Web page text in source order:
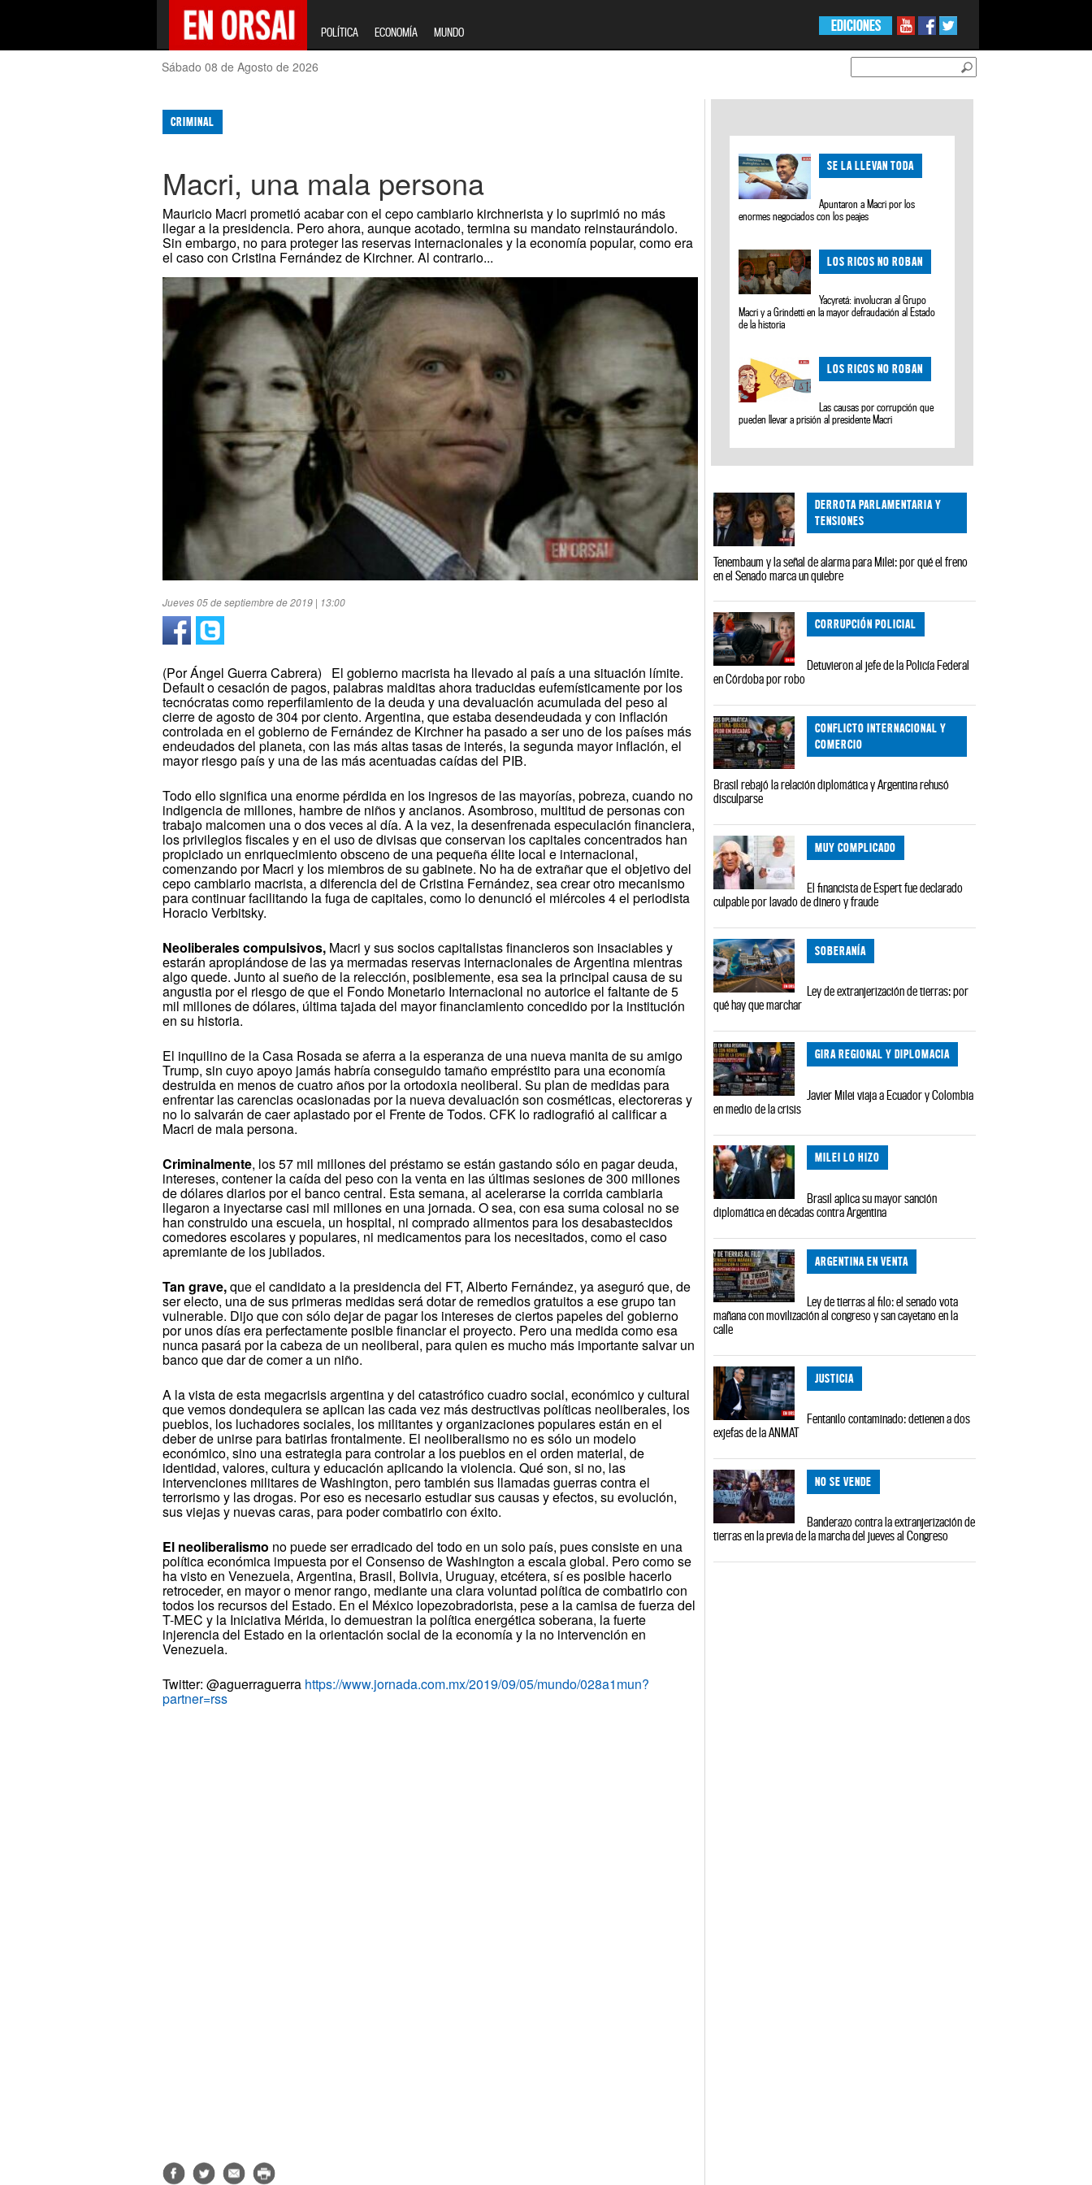
POLÍTICA ECONOMÍA MUNDO EDICIONES
Sábado 08 de Agosto de 2026
CRIMINAL
Macri, una mala persona
Mauricio Macri prometió acabar con el cepo cambiario kirchnerista y lo suprimió no más
llegar a la presidencia. Pero ahora, aunque acotado, termina su mandato reinstaurándolo.
Sin embargo, no para proteger las reservas internacionales y la economía popular, como era
el caso con Cristina Fernández de Kirchner. Al contrario...
Jueves 05 de septiembre de 2019 | 13:00
(Por Ángel Guerra Cabrera) El gobierno macrista ha llevado al país a una situación límite.
Default o cesación de pagos, palabras malditas ahora traducidas eufemísticamente por los
tecnócratas como reperfilamiento de la deuda y una devaluación acumulada del peso al
cierre de agosto de 304 por ciento. Argentina, que estaba desendeudada y con inflación
controlada en el gobierno de Fernández de Kirchner ha pasado a ser uno de los países más
endeudados del planeta, con las más altas tasas de interés, la segunda mayor inflación, el
mayor riesgo país y una de las más acentuadas caídas del PIB.
Todo ello significa una enorme pérdida en los ingresos de las mayorías, pobreza, cuando no
indigencia de millones, hambre de niños y ancianos. Asombroso, multitud de personas con
trabajo malcomen una o dos veces al día. A la vez, la desenfrenada especulación financiera,
los privilegios fiscales y en el uso de divisas que conservan los capitales concentrados han
propiciado un enriquecimiento obsceno de una pequeña élite local e internacional,
comenzando por Macri y los miembros de su gabinete. No ha de extrañar que el objetivo del
cepo cambiario macrista, a diferencia del de Cristina Fernández, sea crear otro mecanismo
para continuar facilitando la fuga de capitales, como lo denunció el miércoles 4 el periodista
Horacio Verbitsky.
Neoliberales compulsivos, Macri y sus socios capitalistas financieros son insaciables y
estarán apropiándose de las ya mermadas reservas internacionales de Argentina mientras
algo quede. Junto al sueño de la relección, posiblemente, esa sea la principal causa de su
angustia por el riesgo de que el Fondo Monetario Internacional no autorice el faltante de 5
mil millones de dólares, última tajada del mayor financiamiento concedido por la institución
en su historia.
El inquilino de la Casa Rosada se aferra a la esperanza de una nueva manita de su amigo
Trump, sin cuyo apoyo jamás habría conseguido tamaño empréstito para una economía
destruida en menos de cuatro años por la ortodoxia neoliberal. Su plan de medidas para
enfrentar las carencias ocasionadas por la nueva devaluación son cosméticas, electoreras y
no lo salvarán de caer aplastado por el Frente de Todos. CFK lo radiografió al calificar a
Macri de mala persona.
Criminalmente, los 57 mil millones del préstamo se están gastando sólo en pagar deuda,
intereses, contener la caída del peso con la venta en las últimas sesiones de 300 millones
de dólares diarios por el banco central. Esta semana, al acelerarse la corrida cambiaria
llegaron a inyectarse casi mil millones en una jornada. O sea, con esa suma colosal no se
han construido una escuela, un hospital, ni comprado alimentos para los desabastecidos
comedores escolares y populares, ni medicamentos para los necesitados, como el caso
apremiante de los jubilados.
Tan grave,que el candidato a la presidencia del FT, Alberto Fernández, ya aseguró que, de
ser electo, una de sus primeras medidas será dotar de remedios gratuitos a ese grupo tan
vulnerable. Dijo que con sólo dejar de pagar los intereses de ciertos papeles del gobierno
por unos días era perfectamente posible financiar el proyecto. Pero una medida como esa
nunca pasará por la cabeza de un neoliberal, para quien es mucho más importante salvar un
banco que dar de comer a un niño.
A la vista de esta megacrisis argentina y del catastrófico cuadro social, económico y cultural
que vemos dondequiera se aplican las cada vez más destructivas políticas neoliberales, los
pueblos, los luchadores sociales, los militantes y organizaciones populares están en el
deber de unirse para batirlas frontalmente. El neoliberalismo no es sólo un modelo
económico, sino una estrategia para controlar a los pueblos en el orden material, de
identidad, valores, cultura y educación aplicando la violencia. Qué son, si no, las
intervenciones militares de Washington, pero también sus llamadas guerras contra el
terrorismo y las drogas. Por eso es necesario estudiar sus causas y efectos, su evolución,
sus viejas y nuevas caras, para poder combatirlo con éxito.
El neoliberalismo no puede ser erradicado del todo en un solo país, pues consiste en una
política económica impuesta por el Consenso de Washington a escala global. Pero como se
ha visto en Venezuela, Argentina, Brasil, Bolivia, Uruguay, etcétera, sí es posible hacerlo
retroceder, en mayor o menor rango, mediante una clara voluntad política de combatirlo con
todos los recursos del Estado. En el México lopezobradorista, pese a la camisa de fuerza del
T-MEC y la Iniciativa Mérida, lo demuestran la política energética soberana, la fuerte
injerencia del Estado en la orientación social de la economía y la no intervención en
Venezuela.
Twitter: @aguerraguerra https://www.jornada.com.mx/2019/09/05/mundo/028a1mun?
partner=rss
SE LA LLEVAN TODA
Apuntaron a Macri por los
enormes negociados con los peajes
LOS RICOS NO ROBAN
Yacyretá: involucran al Grupo
Macri y a Grindetti en la mayor defraudación al Estado
de la historia
LOS RICOS NO ROBAN
Las causas por corrupción que
pueden llevar a prisión al presidente Macri
DERROTA PARLAMENTARIA Y
TENSIONES
Tenembaum y la señal de alarma para Milei: por qué el freno
en el Senado marca un quiebre
CORRUPCIÓN POLICIAL
Detuvieron al jefe de la Policía Federal
en Córdoba por robo
CONFLICTO INTERNACIONAL Y
COMERCIO
Brasil rebajó la relación diplomática y Argentina rehusó
disculparse
MUY COMPLICADO
El financista de Espert fue declarado
culpable por lavado de dinero y fraude
SOBERANÍA
Ley de extranjerización de tierras: por
qué hay que marchar
GIRA REGIONAL Y DIPLOMACIA
Javier Milei viaja a Ecuador y Colombia
en medio de la crisis
MILEI LO HIZO
Brasil aplica su mayor sanción
diplomática en décadas contra Argentina
ARGENTINA EN VENTA
Ley de tierras al filo: el senado vota
mañana con movilización al congreso y san cayetano en la
calle
JUSTICIA
Fentanilo contaminado: detienen a dos
exjefas de la ANMAT
NO SE VENDE
Banderazo contra la extranjerización de
tierras en la previa de la marcha del jueves al Congreso